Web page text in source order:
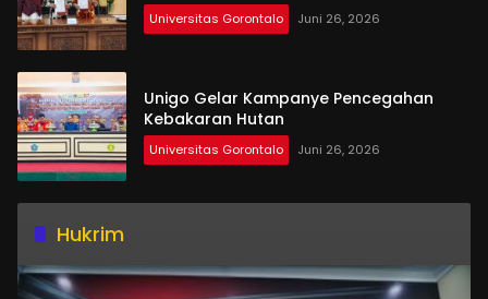
Universitas Gorontalo Juni 26, 2026
Unigo Gelar Kampanye Pencegahan
Kebakaran Hutan
Universitas Gorontalo Juni 26, 2026
Hukrim